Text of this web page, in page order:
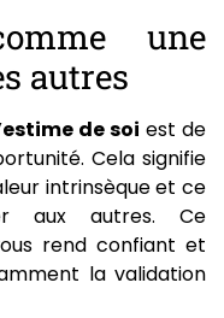
une
autres
de soi est de
Cela signifie
intrinsèque et ce
aux autres. Ce
rend confiant et
la validation